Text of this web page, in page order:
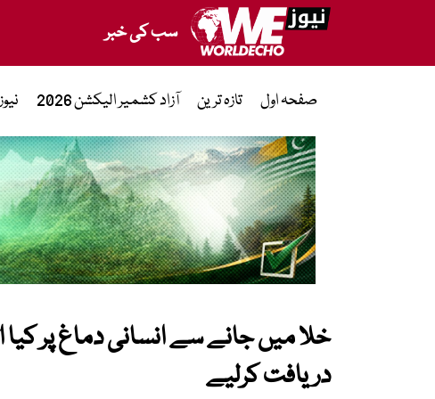
سب کی خبر
صفحہ اول تازہ ترین آزاد کشمیر الیکشن 2026 نیوز
خلا میں جانے سے انسانی دماغ پر کیا
دریافت کرلیے